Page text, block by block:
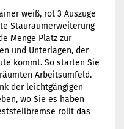
weiß, rot 3 Auszüge
Stauraumerweiterung
Menge Platz zur
und Unterlagen, der
kommt. So starten Sie
Arbeitsumfeld.
der leichtgängigen
wo Sie es haben
rollt das